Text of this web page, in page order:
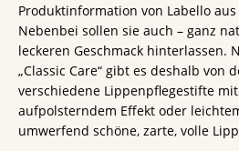
Produktinformation von Labello
Nebenbei sollen sie auch – ganz
leckeren Geschmack hinterlassen.
„Classic Care“ gibt es deshalb von
verschiedene Lippenpflegestifte
aufpolsterndem Effekt oder
umwerfend schöne, zarte, volle